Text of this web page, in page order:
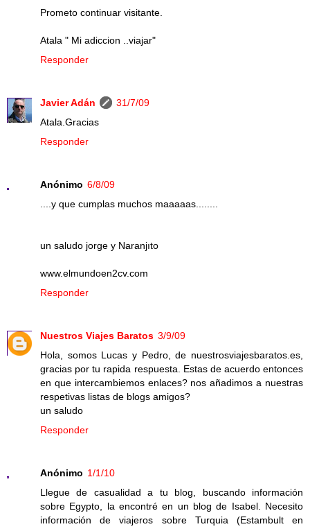
Prometo continuar visitante.
Atala " Mi adiccion ..viajar"
Responder
Javier Adán
31/7/09
Atala.Gracias
Responder
Anónimo 6/8/09
....y que cumplas muchos maaaaas........
un saludo jorge y Naranjıto
www.elmundoen2cv.com
Responder
Nuestros Viajes Baratos 3/9/09
Hola, somos Lucas y Pedro, de nuestrosviajesbaratos.es,
gracias por tu rapida respuesta. Estas de acuerdo entonces
en que intercambiemos enlaces? nos añadimos a nuestras
respetivas listas de blogs amigos?
un saludo
Responder
Anónimo 1/1/10
Llegue de casualidad a tu blog, buscando información
sobre Egypto, la encontré en un blog de Isabel. Necesito
información de viajeros sobre Turquia (Estambult en